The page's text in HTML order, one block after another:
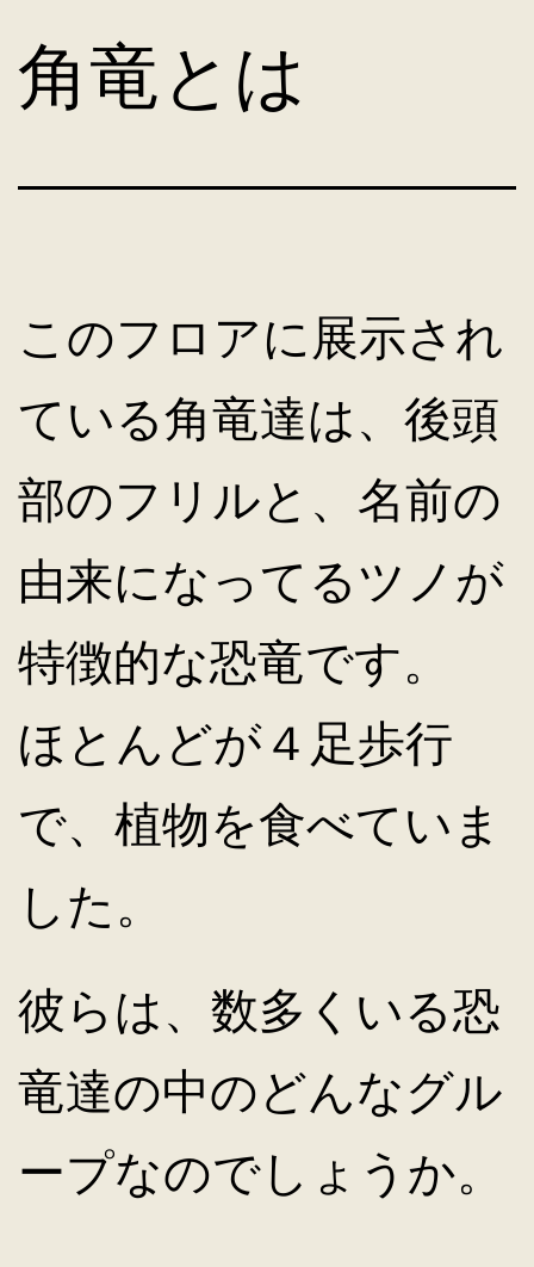
コ
ン
テ
ツ
へ
ス
キ
ッ
プ
角竜とは
このフロアに展示され
ている角竜達は、後頭
部のフリルと、名前の
由来になってるツノが
特徴的な恐竜です。
ほとんどが４足歩行
で、植物を食べていま
した。
彼らは、数多くいる恐
竜達の中のどんなグル
ープなのでしょうか。